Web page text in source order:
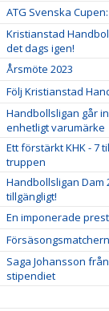
ATG Svenska
Kristianstad
det dags igen!
Årsmöte 2023
Följ Kristianstad
Handbollsligan går
enhetligt varumärke
Ett förstärkt KHK - 7
truppen
Handbollsligan Dam
tillgängligt!
En imponerade
Saga Johansson
stipendiet